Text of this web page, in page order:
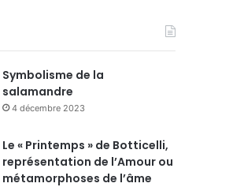
Symbolisme de la
salamandre
4 décembre 2023
Le « Printemps » de Botticelli,
représentation de l’Amour ou
métamorphoses de l’âme